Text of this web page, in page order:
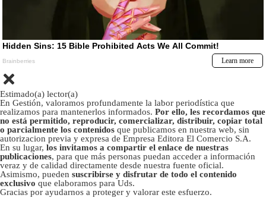
Estimado(a) lector(a)
En Gestión, valoramos profundamente la labor periodística que
realizamos para mantenerlos informados. Por ello, les recordamos que
no está permitido, reproducir, comercializar, distribuir, copiar total
o parcialmente los contenidos que publicamos en nuestra web, sin
autorizacion previa y expresa de Empresa Editora El Comercio S.A.
En su lugar, los invitamos a compartir el enlace de nuestras
publicaciones, para que más personas puedan acceder a información
veraz y de calidad directamente desde nuestra fuente oficial.
Asimismo, pueden suscribirse y disfrutar de todo el contenido
exclusivo que elaboramos para Uds.
Gracias por ayudarnos a proteger y valorar este esfuerzo.